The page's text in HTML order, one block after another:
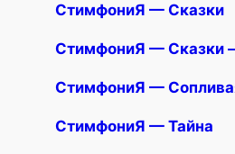
СтимфониЯ — Сказки
СтимфониЯ — Сказки
СтимфониЯ —
СтимфониЯ — Тайна